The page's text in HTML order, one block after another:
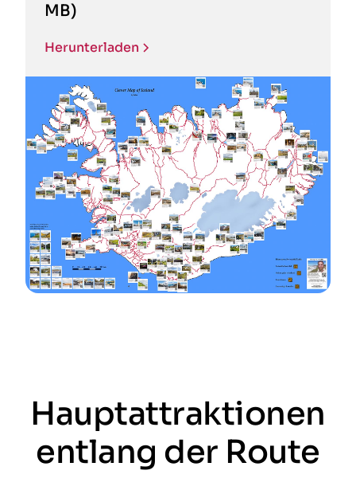
MB)
Herunterladen
Hauptattraktionen
entlang der Route